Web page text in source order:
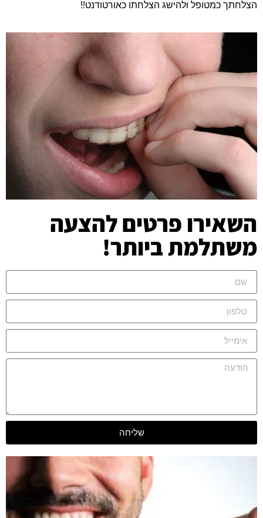
הצלחתך כמטופל ולהישג הצלחתו כאורטודנט!!
השאירו פרטים להצעה
משתלמת ביותר!
שליחה